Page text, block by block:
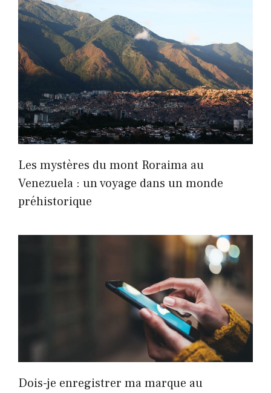
Les mystères du mont Roraima au
Venezuela : un voyage dans un monde
préhistorique
Dois-je enregistrer ma marque au